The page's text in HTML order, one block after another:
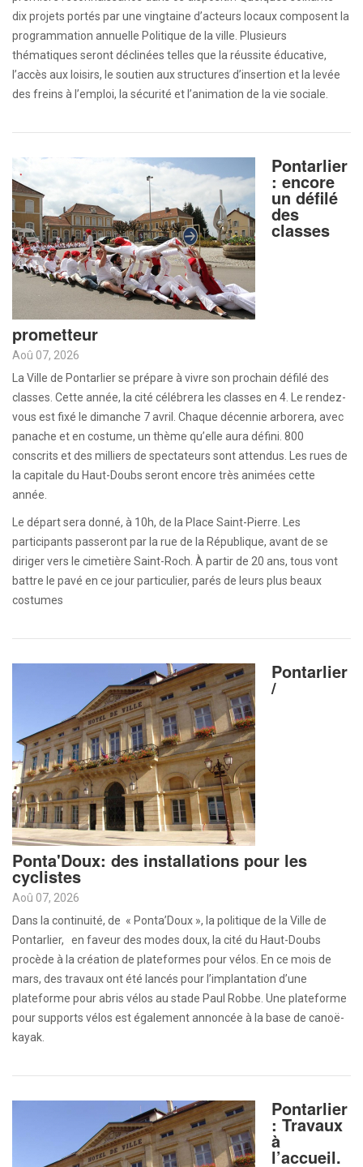
dix projets portés par une vingtaine d’acteurs locaux composent la
programmation annuelle Politique de la ville. Plusieurs
thématiques seront déclinées telles que la réussite éducative,
l’accès aux loisirs, le soutien aux structures d’insertion et la levée
des freins à l’emploi, la sécurité et l’animation de la vie sociale.
Pontarlier
: encore
un défilé
des
classes
prometteur
Aoû 07, 2026
La Ville de Pontarlier se prépare à vivre son prochain défilé des
classes. Cette année, la cité célébrera les classes en 4. Le rendez-
vous est fixé le dimanche 7 avril. Chaque décennie arborera, avec
panache et en costume, un thème qu’elle aura défini. 800
conscrits et des milliers de spectateurs sont attendus. Les rues de
la capitale du Haut-Doubs seront encore très animées cette
année.
Le départ sera donné, à 10h, de la Place Saint-Pierre. Les
participants passeront par la rue de la République, avant de se
diriger vers le cimetière Saint-Roch. À partir de 20 ans, tous vont
battre le pavé en ce jour particulier, parés de leurs plus beaux
costumes
Pontarlier
/
Ponta'Doux: des installations pour les
cyclistes
Aoû 07, 2026
Dans la continuité, de « Ponta’Doux », la politique de la Ville de
Pontarlier, en faveur des modes doux, la cité du Haut-Doubs
procède à la création de plateformes pour vélos. En ce mois de
mars, des travaux ont été lancés pour l’implantation d’une
plateforme pour abris vélos au stade Paul Robbe. Une plateforme
pour supports vélos est également annoncée à la base de canoë-
kayak.
Pontarlier
: Travaux
à
l’accueil.